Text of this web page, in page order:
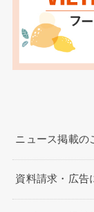
ニュース掲載の
資料請求・広告